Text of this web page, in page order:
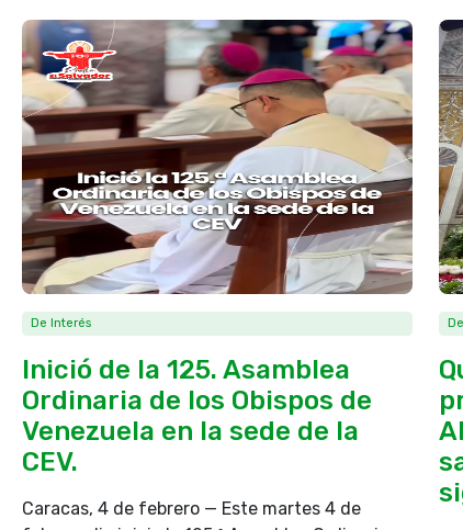
De Interés
Inició de la 125. Asamblea
Ordinaria de los Obispos de
Venezuela en la sede de la
CEV.
Caracas, 4 de febrero — Este martes 4 de